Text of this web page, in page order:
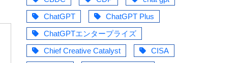
ChatGPT
ChatGPT Plus
ChatGPTエンタープライズ
Chief Creative Catalyst
CISA